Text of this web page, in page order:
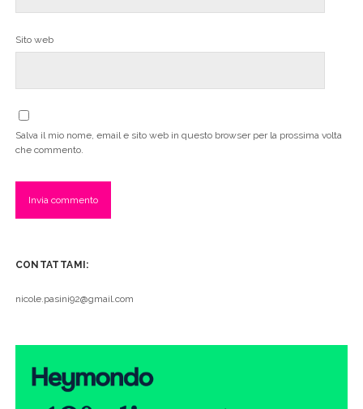
Sito web
Salva il mio nome, email e sito web in questo browser per la prossima volta
che commento.
CONTATTAMI:
nicole.pasini92@gmail.com